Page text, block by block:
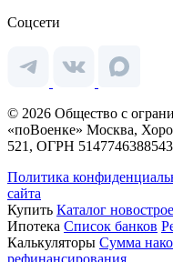
Соцсети
© 2026 Общество с
«поВоенке» Москва,
521, ОГРН
Политика
сайта
Купить Каталог
Ипотека Список банков
Калькуляторы Сумма
рефинансирования